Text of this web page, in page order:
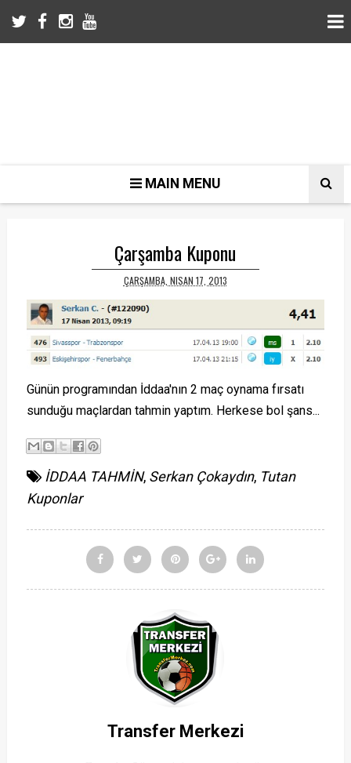
MAIN MENU
Çarşamba Kuponu
ÇARŞAMBA, NISAN 17, 2013
Günün programından İddaa'nın 2 maç oynama fırsatı
sunduğu maçlardan tahmin yaptım. Herkese bol şans...
İDDAA TAHMİN, Serkan Çokaydın, Tutan
Kuponlar
Transfer Merkezi